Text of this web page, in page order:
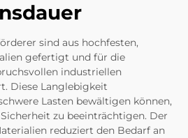
sind aus hochfesten,
gefertigt und für die
industriellen
Diese Langlebigkeit
Lasten bewältigen können,
zu beeinträchtigen. Der
reduziert den Bedarf an